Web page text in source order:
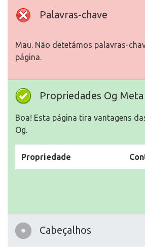
Palavras-chave
Mau. Não detetámos palavras-
página.
Propriedades Og Meta
Boa! Esta página tira vantagens
Og.
Propriedade
Cabeçalhos